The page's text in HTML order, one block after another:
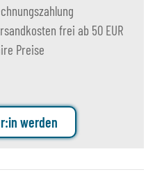
frei ab 50 EUR
Preise
werden